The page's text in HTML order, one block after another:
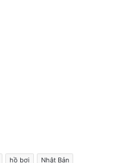
hồ bơi
Nhật Bản